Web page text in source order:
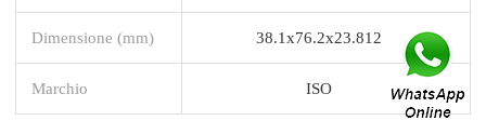
Dimensione (mm) 38.1x76.2x23.812
Marchio ISO